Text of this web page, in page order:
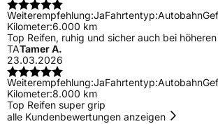
Weiterempfehlung:JaFahrtentyp:Autobahn
Kilometer:6.000 km
Top Reifen, ruhig und sicher auch bei
TATamer A.
23.03.2026
Weiterempfehlung:JaFahrtentyp:Autobahn
Kilometer:8.000 km
Top Reifen super grip
alle Kundenbewertungen anzeigen